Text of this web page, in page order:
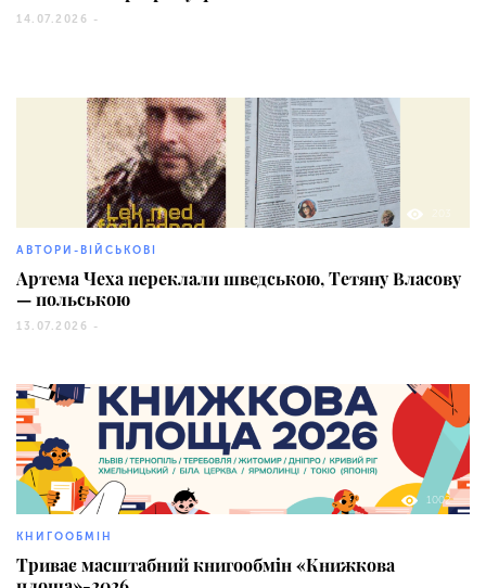
14.07.2026 -
АВТОРИ-ВІЙСЬКОВІ
Артема Чеха переклали шведською, Тетяну Власову
— польською
13.07.2026 -
1002
КНИГООБМІН
Триває масштабний книгообмін «Книжкова